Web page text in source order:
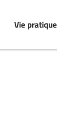
Vie pratique